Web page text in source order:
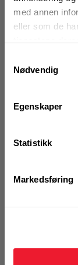
med annen
eller som de
Nødvendig
Egenskaper
Statistikk
Markedsføring
På
registrer
se din
U-bolt